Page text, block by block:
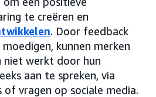
te creëren en
. Door feedback
kunnen merken
niet werkt door hun
aan te spreken, via
of vragen op sociale media.